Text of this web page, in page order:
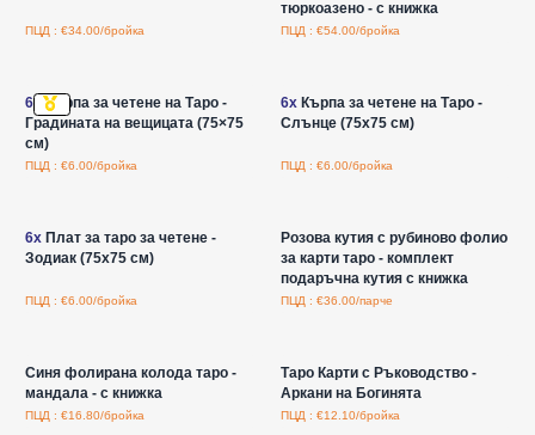
ПЦД : €34.00/бройка
тюркоазено - с книжка
ПЦД : €54.00/бройка
6x Кърпа за четене на Таро -
Градината на вещицата (75×75
см)
ПЦД : €6.00/бройка
6xКърпа за четене на Таро -
Слънце (75x75 см)
ПЦД : €6.00/бройка
6xПлат за таро за четене -
Зодиак (75x75 см)
ПЦД : €6.00/бройка
Розова кутия с рубиново фолио
за карти таро - комплект
подаръчна кутия с книжка
ПЦД : €36.00/парче
Синя фолирана колода таро -
мандала - с книжка
ПЦД : €16.80/бройка
Таро Карти с Ръководство -
Аркани на Богинята
ПЦД : €12.10/бройка